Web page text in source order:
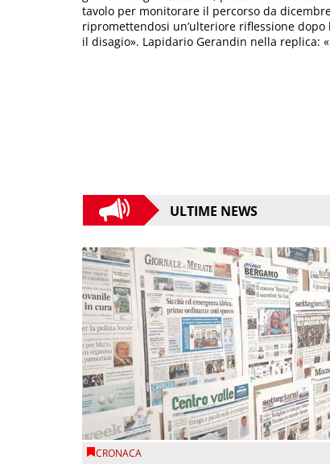
tavolo per monitorare il percorso da
ripromettendosi un’ulteriore riflessione
il disagio». Lapidario Gerandin nella replica:
ULTIME NEWS
CRONACA